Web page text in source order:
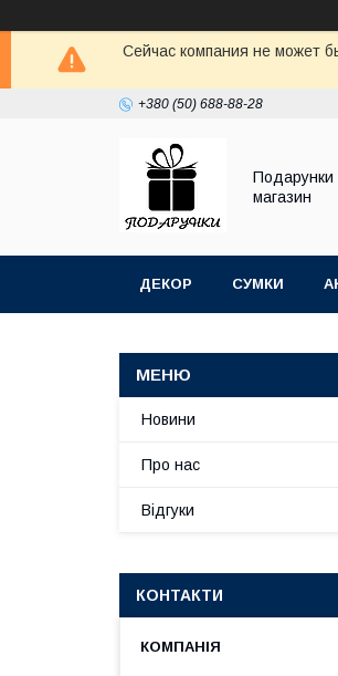
Сейчас компания не может
+380 (50) 688-88-28
Подарунки
магазин
ДЕКОР СУМКИ
Новини
Про нас
Відгуки
КОНТАКТИ